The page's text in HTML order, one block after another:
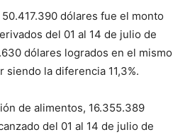
dólares fue el monto
del 01 al 14 de julio de
dólares logrados en el mismo
la diferencia 11,3%.
de alimentos, 16.355.389
del 01 al 14 de julio de